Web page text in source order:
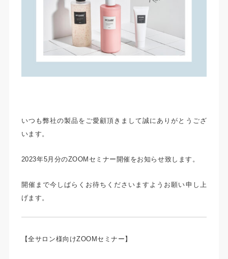
いつも弊社の製品をご愛顧頂きまして誠にありがとうござ
います。
2023年5月分のZOOMセミナー開催をお知らせ致します。
開催まで今しばらくお待ちくださいますようお願い申し上
げます。
【全サロン様向けZOOMセミナー】